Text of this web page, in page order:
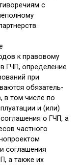
с
к правовому
ГЧП, определе­ние
при
обязатель­
в том числе по
и (или)
о ГЧП, а
частного
соглашения
а также их